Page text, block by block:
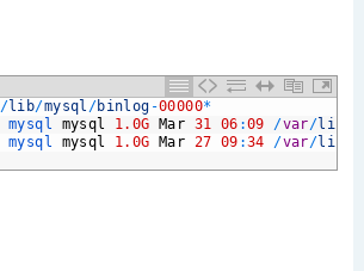
/lib/mysql /binlog -00000*
mysql mysql 1.0G Mar 31 06 :09 /var/lib
mysql mysql 1.0G Mar 27 09 :34 /var/lib